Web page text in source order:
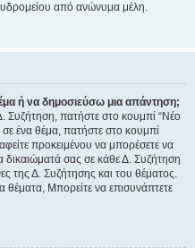
από ανώνυμα μέλη.
ή να δημοσιεύσω μια απάντηση;
Συζήτηση, πατήστε στο κουμπί “Νέο
ένα θέμα, πατήστε στο κουμπί
προκειμένου να μπορέσετε να
δικαιώματά σας σε κάθε Δ. Συζήτηση
της Δ. Συζήτησης και του θέματος.
θέματα, Μπορείτε να επισυνάπτετε